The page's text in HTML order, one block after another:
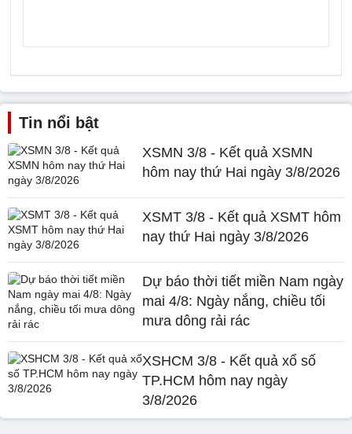
Tin nổi bật
XSMN 3/8 - Kết quả XSMN
hôm nay thứ Hai ngày 3/8/2026
XSMT 3/8 - Kết quả XSMT hôm
nay thứ Hai ngày 3/8/2026
Dự báo thời tiết miền Nam ngày
mai 4/8: Ngày nắng, chiều tối
mưa dông rải rác
XSHCM 3/8 - Kết quả xổ số
TP.HCM hôm nay ngày
3/8/2026